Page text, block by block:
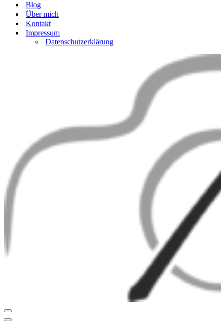
Blog
Über mich
Kontakt
Impressum
Datenschutzerklärung
Navigationsmenü
Navigationsmenü